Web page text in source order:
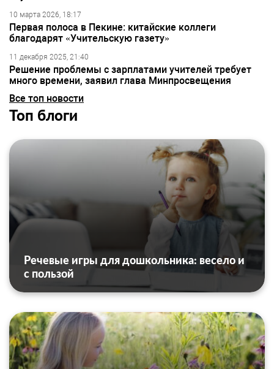
10 марта 2026, 18:17
Первая полоса в Пекине: китайские коллеги
благодарят «Учительскую газету»
11 декабря 2025, 21:40
Решение проблемы с зарплатами учителей требует
много времени, заявил глава Минпросвещения
Все топ новости
Топ блоги
Речевые игры для дошкольника: весело и
с пользой